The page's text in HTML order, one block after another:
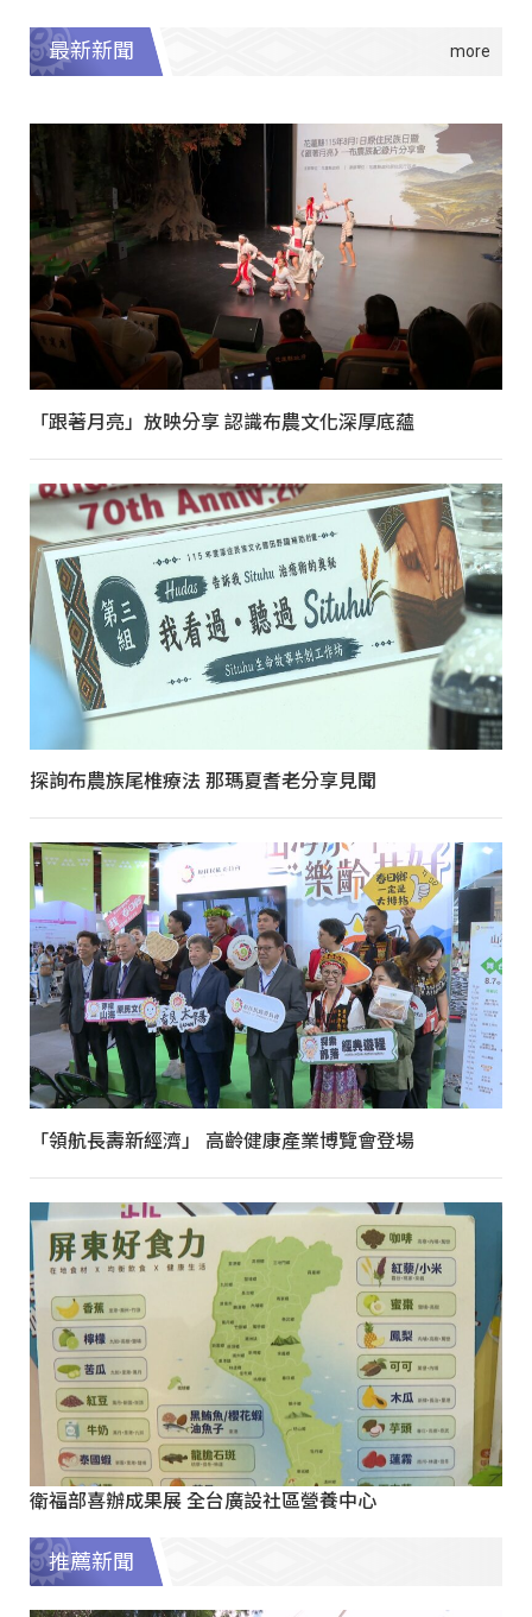
最新新聞
「跟著月亮」放映分享 認識布農文化深厚底蘊
探詢布農族尾椎療法 那瑪夏耆老分享見聞
「領航長壽新經濟」 高齡健康產業博覽會登場
衛福部喜辦成果展 全台廣設社區營養中心
推薦新聞